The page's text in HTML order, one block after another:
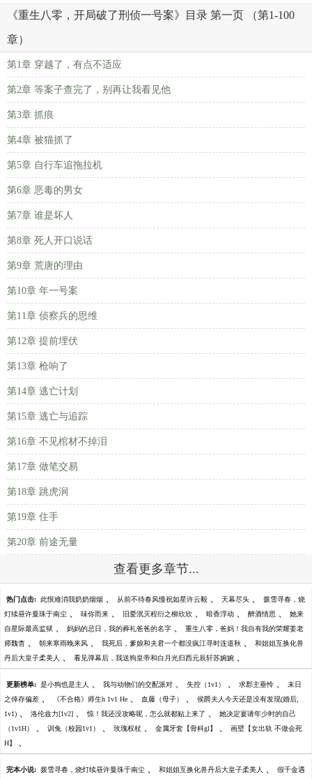
《重生八零，开局破了刑侦一号案》目录 第一页 （第1-100
章）
第1章 穿越了，有点不适应
第2章 等案子查完了，别再让我看见他
第3章 抓痕
第4章 被猫抓了
第5章 自行车追拖拉机
第6章 恶毒的男女
第7章 谁是坏人
第8章 死人开口说话
第9章 荒唐的理由
第10章 年一号案
第11章 侦察兵的思维
第12章 提前埋伏
第13章 枪响了
第14章 逃亡计划
第15章 逃亡与追踪
第16章 不见棺材不掉泪
第17章 做笔交易
第18章 跳虎涧
第19章 住手
第20章 前途无量
查看更多章节...
热门点击: 此恨难消我奶奶烟烟 、 从前不待春风慢祝如星许云毅 、 天幕尽头 、 拨雪寻春，烧
灯续昼许曼珠于南尘 、 味你而来 、 旧爱泯灭程衍之柳欣欣 、 暗香浮动 、 醉酒情思 、 她来
自星际最高监狱 、 妈妈的忌日，我的葬礼爸爸的名字 、 重生八零，爸妈！我自有我的荣耀姜老
师魏杳 、 朝来寒雨晚来风 、 我死后，爹娘和夫君一个都没疯江寻时连道秋 、 和姐姐互换化兽
丹后大皇子柔美人 、 看见弹幕后，我送狗皇帝和白月光归西元辰轩苏婉婉 、
更新榜单: 是小狗也是主人 、 我与动物们的交配派对 、 失控（1v1） 、 求郡主垂怜 、 末日
之倖存偏差 、 《不合格》师生h 1v1 He 、 血藤（母子） 、 侯爵夫人今天还是没有发现(婚后,
1v1) 、 洛伦兹力[1v2] 、 惊！我还没攻略呢，怎么就都贴上来了 、 她决定宴请年少时的自己
（1v1H） 、 训兔（校园1v1） 、 玫瑰权杖 、 金属牙套【骨科gl】 、 画壁【女出轨 不做会死
H】 、
完本小说: 拨雪寻春，烧灯续昼许曼珠于南尘 、 和姐姐互换化兽丹后大皇子柔美人 、 假千金遇